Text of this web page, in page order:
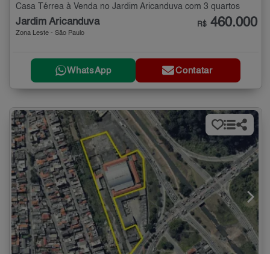
Casa Térrea à Venda no Jardim Aricanduva com 3 quartos
Jardim Aricanduva
Zona Leste - São Paulo
R$ 460.000
WhatsApp Contatar